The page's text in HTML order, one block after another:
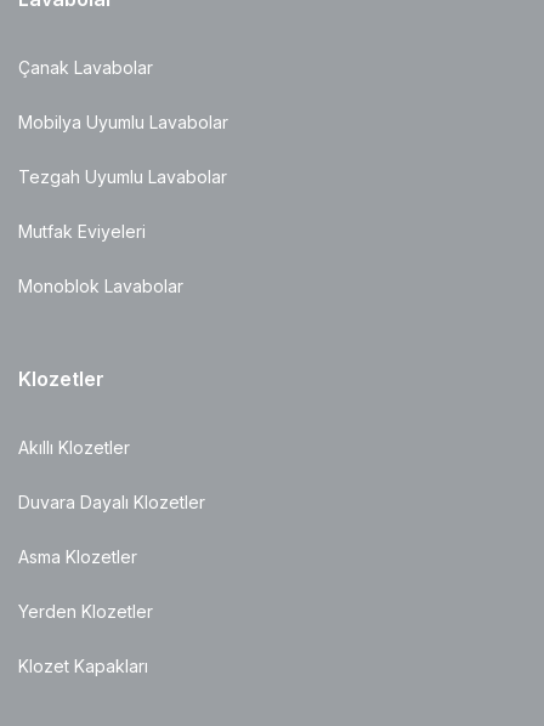
Çanak Lavabolar
Mobilya Uyumlu Lavabolar
Tezgah Uyumlu Lavabolar
Mutfak Eviyeleri
Monoblok Lavabolar
Klozetler
Akıllı Klozetler
Duvara Dayalı Klozetler
Asma Klozetler
Yerden Klozetler
Klozet Kapakları